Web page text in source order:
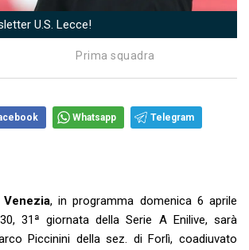
U.S. Lecce!
Prima squadra
Whatsapp Telegram
, in programma domenica 6 aprile
31ª giornata della Serie A Enilive, sarà
Piccinini della sez. di Forlì, coadiuvato